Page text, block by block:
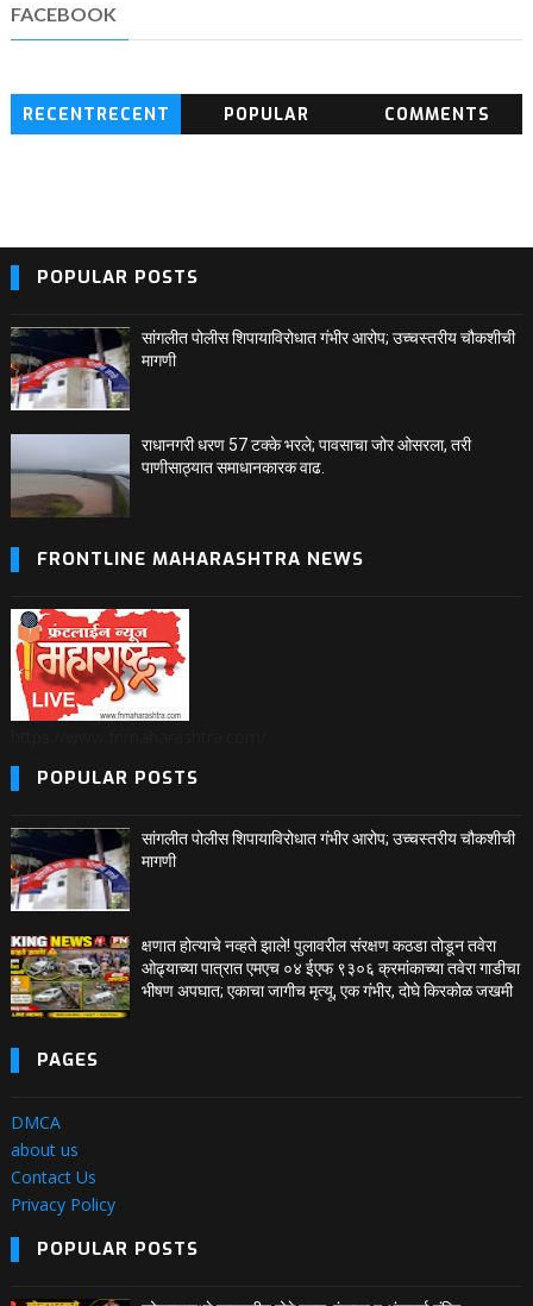
FACEBOOK
RECENTRECENT
POPULAR COMMENTS
POPULAR POSTS
सांगलीत पोलीस शिपायाविरोधात गंभीर आरोप; उच्चस्तरीय चौकशीची
मागणी
राधानगरी धरण 57 टक्के भरले; पावसाचा जोर ओसरला, तरी
पाणीसाठ्यात समाधानकारक वाढ.
FRONTLINE MAHARASHTRA NEWS
POPULAR POSTS
सांगलीत पोलीस शिपायाविरोधात गंभीर आरोप; उच्चस्तरीय चौकशीची
मागणी
क्षणात होत्याचे नव्हते झाले! पुलावरील संरक्षण कठडा तोडून तवेरा
ओढ्याच्या पात्रात एमएच ०४ ईएफ ९३०६ क्रमांकाच्या तवेरा गाडीचा
भीषण अपघात; एकाचा जागीच मृत्यू, एक गंभीर, दोघे किरकोळ जखमी
PAGES
DMCA
about us
Contact Us
Privacy Policy
POPULAR POSTS